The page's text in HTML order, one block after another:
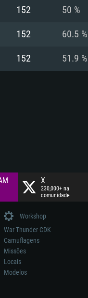
Disco: 60,2
Network:
Disco: 60,2
152 50 %
152 60.5 %
152 51.9 %
X
230,000+ na
comunidade
Workshop
War Thunder CDK
Camuflagens
Missões
Locais
Modelos